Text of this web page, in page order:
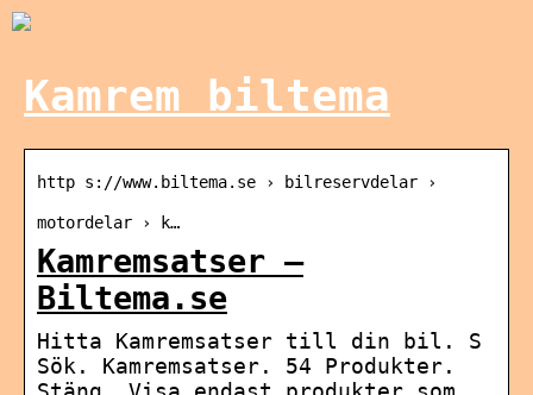
Kamrem biltema
http s://www.biltema.se › bilreservdelar ›
motordelar › k…
Kamremsatser –
Biltema.se
Hitta Kamremsatser till din bil. S
Sök. Kamremsatser. 54 Produkter.